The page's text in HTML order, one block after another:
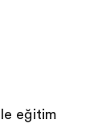
eğitim